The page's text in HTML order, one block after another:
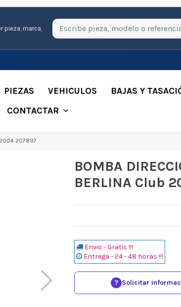
pieza, marca,
PIEZAS VEHICULOS
BAJAS Y
CONTACTAR
2004 207897
BOMBA
BERLINA Club
Envio - Gratis !!!
Entrega - 24 - 48 horas !!!
? Solicitar